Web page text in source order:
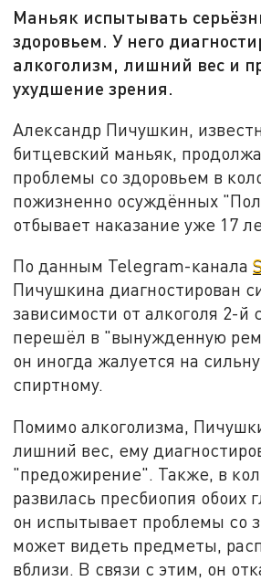
Маньяк испытывать
здоровьем. У него
алкоголизм, лишний вес и
ухудшение зрения.
Александр Пичушкин,
битцевский маньяк,
проблемы со здоровьем в
пожизненно осуждённых
отбывает наказание уже 17
По данным Telegram-канала
Пичушкина диагностирован
зависимости от алкоголя 2-й
перешёл в "вынужденную
он иногда жалуется на
спиртному.
Помимо алкоголизма,
лишний вес, ему
"предожирение". Также, в
развилась пресбиопия обоих
он испытывает проблемы со
может видеть предметы,
вблизи. В связи с этим, он